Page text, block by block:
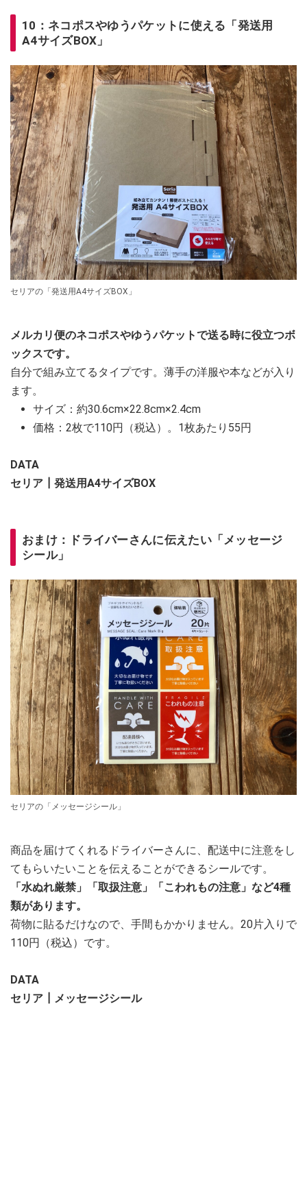
10：ネコポスやゆうパケットに使える「発送用
A4サイズBOX」
セリアの「発送用A4サイズBOX」
メルカリ便のネコポスやゆうパケットで送る時に役立つボ
ックスです。
自分で組み立てるタイプです。薄手の洋服や本などが入り
ます。
サイズ：約30.6cm×22.8cm×2.4cm
価格：2枚で110円（税込）。1枚あたり55円
DATA
セリア┃発送用A4サイズBOX
おまけ：ドライバーさんに伝えたい「メッセージ
シール」
セリアの「メッセージシール」
商品を届けてくれるドライバーさんに、配送中に注意をし
てもらいたいことを伝えることができるシールです。
「水ぬれ厳禁」「取扱注意」「こわれもの注意」など4種
類があります。
荷物に貼るだけなので、手間もかかりません。20片入りで
110円（税込）です。
DATA
セリア┃メッセージシール